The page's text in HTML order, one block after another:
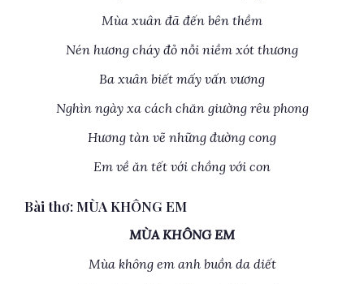
Mùa xuân đã đến bên thềm
Nén hương cháy đỏ nỗi niềm xót thương
Ba xuân biết mấy vấn vương
Nghìn ngày xa cách chăn giường rêu phong
Hương tàn vẽ những đường cong
Em về ăn tết với chồng với con
Bài thơ: MÙA KHÔNG EM
MÙA KHÔNG EM
Mùa không em anh buồn da diết